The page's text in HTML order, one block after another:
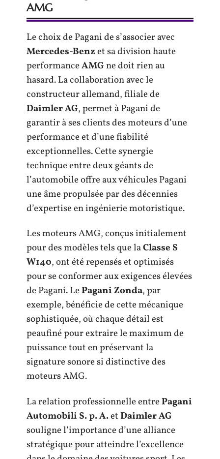
AMG
Le choix de Pagani de s’associer avec
Mercedes-Benzet sa division haute
performanceAMGne doit rien au
hasard. La collaboration avec le
constructeur allemand, filiale de
Daimler AG, permet à Pagani de
garantir à ses clients des moteurs d’une
performance et d’une fiabilité
exceptionnelles. Cette synergie
technique entre deux géants de
l’automobile offre aux véhicules Pagani
une âme propulsée par des décennies
d’expertise en ingénierie motoristique.
Les moteurs AMG, conçus initialement
pour des modèles tels que laClasse S
W140, ont été repensés et optimisés
pour se conformer aux exigences élevées
de Pagani. LePagani Zonda, par
exemple, bénéficie de cette mécanique
sophistiquée, où chaque détail est
peaufiné pour extraire le maximum de
puissance tout en préservant la
signature sonore si distinctive des
moteurs AMG.
La relation professionnelle entrePagani
Automobili S. p. A.etDaimler AG
souligne l’importance d’une alliance
stratégique pour atteindre l’excellence